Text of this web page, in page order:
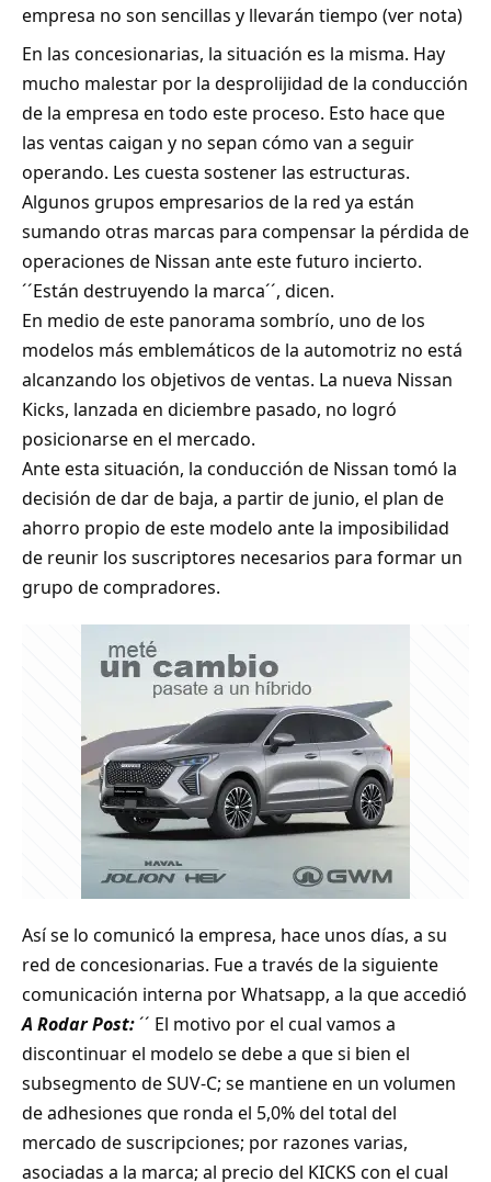
empresa no son sencillas y llevarán tiempo (ver nota)
En las concesionarias, la situación es la misma. Hay
mucho malestar por la desprolijidad de la conducción
de la empresa en todo este proceso. Esto hace que
las ventas caigan y no sepan cómo van a seguir
operando. Les cuesta sostener las estructuras.
Algunos grupos empresarios de la red ya están
sumando otras marcas para compensar la pérdida de
operaciones de Nissan ante este futuro incierto.
´´Están destruyendo la marca´´, dicen.
En medio de este panorama sombrío, uno de los
modelos más emblemáticos de la automotriz no está
alcanzando los objetivos de ventas. La nueva Nissan
Kicks, lanzada en diciembre pasado, no logró
posicionarse en el mercado.
Ante esta situación, la conducción de Nissan tomó la
decisión de dar de baja, a partir de junio, el plan de
ahorro propio de este modelo ante la imposibilidad
de reunir los suscriptores necesarios para formar un
grupo de compradores.
Así se lo comunicó la empresa, hace unos días, a su
red de concesionarias. Fue a través de la siguiente
comunicación interna por Whatsapp, a la que accedió
A Rodar Post:´´ El motivo por el cual vamos a
discontinuar el modelo se debe a que si bien el
subsegmento de SUV-C; se mantiene en un volumen
de adhesiones que ronda el 5,0% del total del
mercado de suscripciones; por razones varias,
asociadas a la marca; al precio del KICKS con el cual